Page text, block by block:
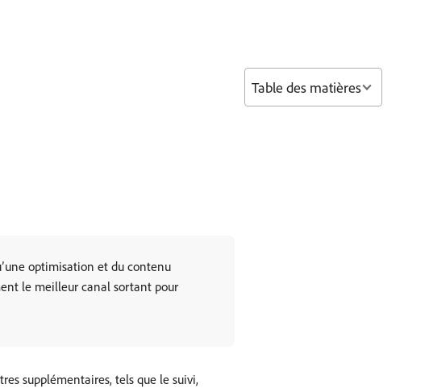
optimisation et du contenu
le meilleur canal sortant pour
supplémentaires, tels que le suivi,
Table des matières